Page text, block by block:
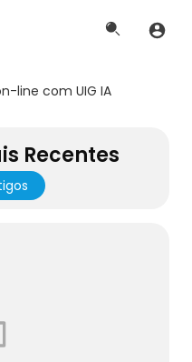
line com UIG IA
Recentes